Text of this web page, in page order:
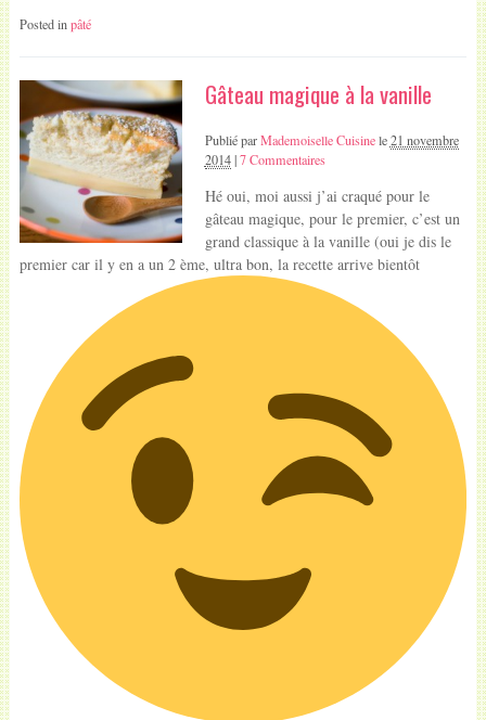
Posted inpâté
Gâteau magique à la vanille
Publié parMademoiselle Cuisinele21 novembre
2014|7 Commentaires
Hé oui, moi aussi j’ai craqué pour le
gâteau magique, pour le premier, c’est un
grand classique à la vanille (oui je dis le
premier car il y en a un 2 ème, ultra bon, la recette arrive bientôt